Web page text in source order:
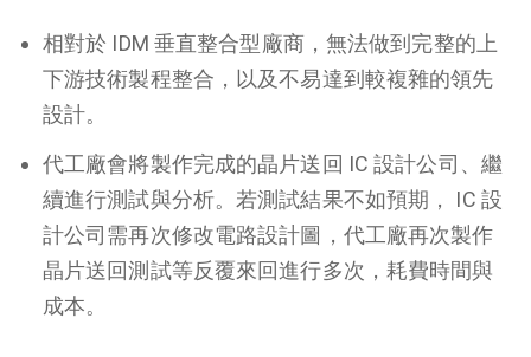
相對於 IDM 垂直整合型廠商，無法做到完整的上
下游技術製程整合，以及不易達到較複雜的領先
設計。
代工廠會將製作完成的晶片送回 IC 設計公司、繼
續進行測試與分析。若測試結果不如預期， IC 設
計公司需再次修改電路設計圖，代工廠再次製作
晶片送回測試等反覆來回進行多次，耗費時間與
成本。